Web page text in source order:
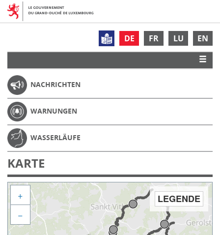
DE FR LU EN
NACHRICHTEN
WARNUNGEN
WASSERLÄUFE
KARTE
LEGENDE
+
−